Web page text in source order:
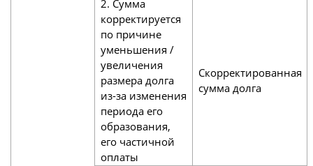
2. Сумма
корректируется
по причине
уменьшения /
увеличения
размера долга
из-за изменения
периода его
образования,
его частичной
оплаты
Скорректированная
сумма долга